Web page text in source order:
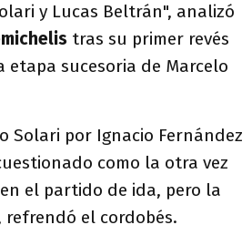
y Lucas Beltrán", analizó
tras su primer revés
sucesoria de Marcelo
Solari por Ignacio Fernández
como la otra vez
el partido de ida, pero la
refrendó el cordobés.